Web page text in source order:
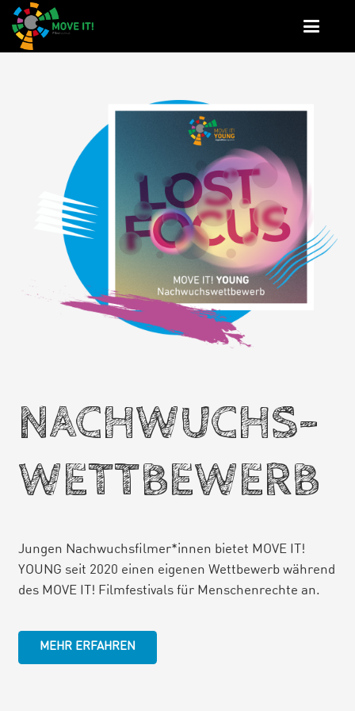
NACHWUCHS-
WETTBEWERB
Jungen Nachwuchsfilmer*innen bietet MOVE IT!
YOUNG seit 2020 einen eigenen Wettbewerb während
des MOVE IT! Filmfestivals für Menschenrechte an.
MEHR ERFAHREN